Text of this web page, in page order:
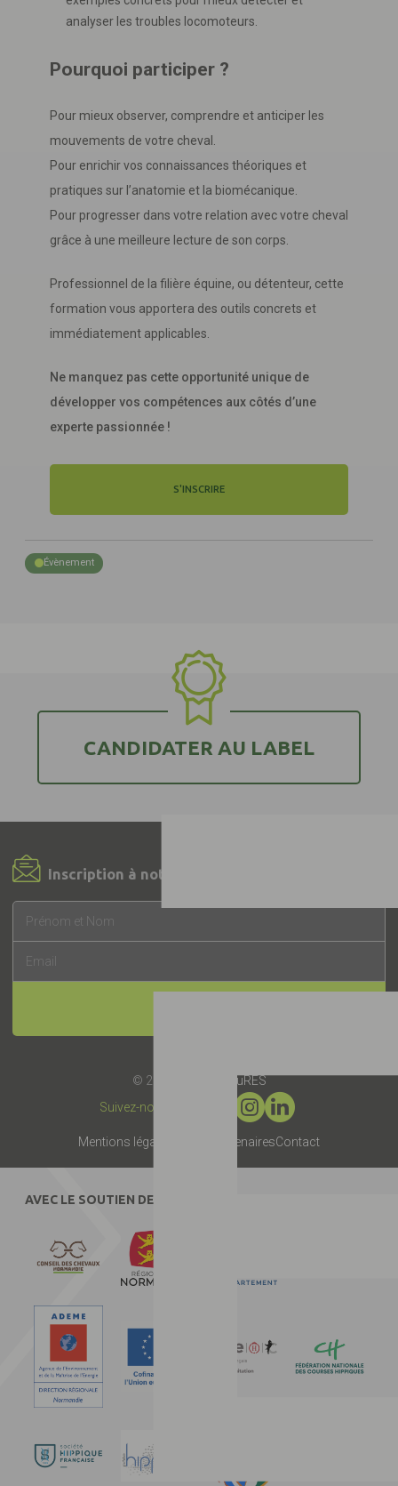
analyser les troubles locomoteurs.
Pourquoi participer ?
Pour mieux observer, comprendre et anticiper les
mouvements de votre cheval.
Pour enrichir vos connaissances théoriques et
pratiques sur l’anatomie et la biomécanique.
Pour progresser dans votre relation avec votre cheval
grâce à une meilleure lecture de son corps.
Professionnel de la filière équine, ou détenteur, cette
formation vous apportera des outils concrets et
immédiatement applicables.
Ne manquez pas cette opportunité unique de
développer vos compétences aux côtés d’une
experte passionnée !
S'INSCRIRE
Évènement
CANDIDATER AU LABEL
Inscription à notre Newsletter !
© 2019 -
Label EquuRES
Suivez-nous :
Mentions légales PartenairesContact
AVEC LE SOUTIEN DE :